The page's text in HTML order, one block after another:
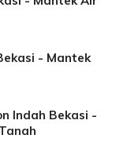
- Mantek
Indah Bekasi -